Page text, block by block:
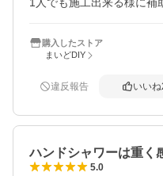
必須ですのでこちらを選
るので女性の手からヘッ
握力が弱い高齢の母なら
浄水カートリッジの交換
妻には頑張って今回のシ
無いですね。私は満足して
購入したストア
まいどDIY
違反報告 いいね
ハンドシャワーは重く
5.0